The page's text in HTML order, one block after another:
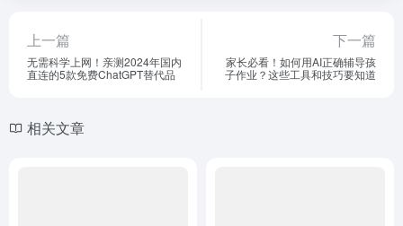
上一篇
无需科学上网！亲测2024年国内
直连的5款免费ChatGPT替代品
下一篇
家长必看！如何用AI正确辅导孩
子作业？这些工具和技巧要知道
相关文章